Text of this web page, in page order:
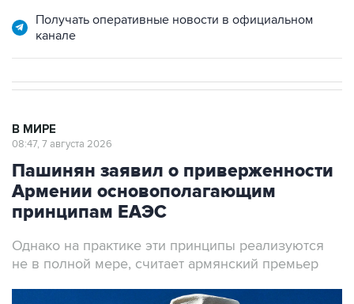
Получать оперативные новости в официальном
канале
В МИРЕ
08:47, 7 августа 2026
Пашинян заявил о приверженности
Армении основополагающим
принципам ЕАЭС
Однако на практике эти принципы реализуются
не в полной мере, считает армянский премьер